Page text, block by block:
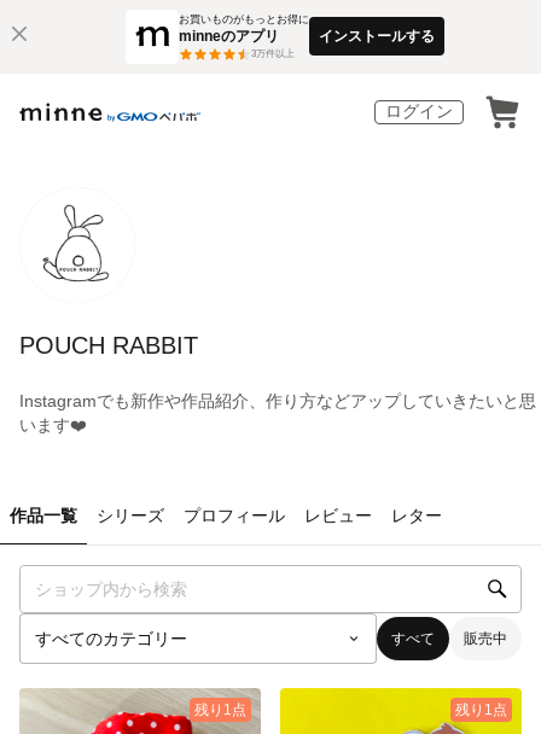
お買いものがもっとお得に
minneのアプリ
3万件以上
インストールする
ログイン
POUCH RABBIT
Instagramでも新作や作品紹介、作り方などアップしていきたいと思
います❤️
作品一覧 シリーズ プロフィール レビュー レター
すべて 販売中
残り1点 残り1点